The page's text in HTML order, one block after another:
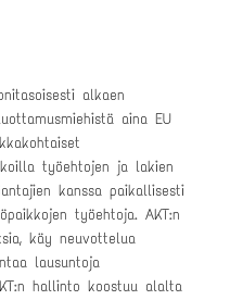
alkaen
aina EU
työehtojen ja lakien
kanssa paikallisesti
työehtoja. AKT:n
käy neuvottelua
lausuntoja
hallinto koostuu alalta